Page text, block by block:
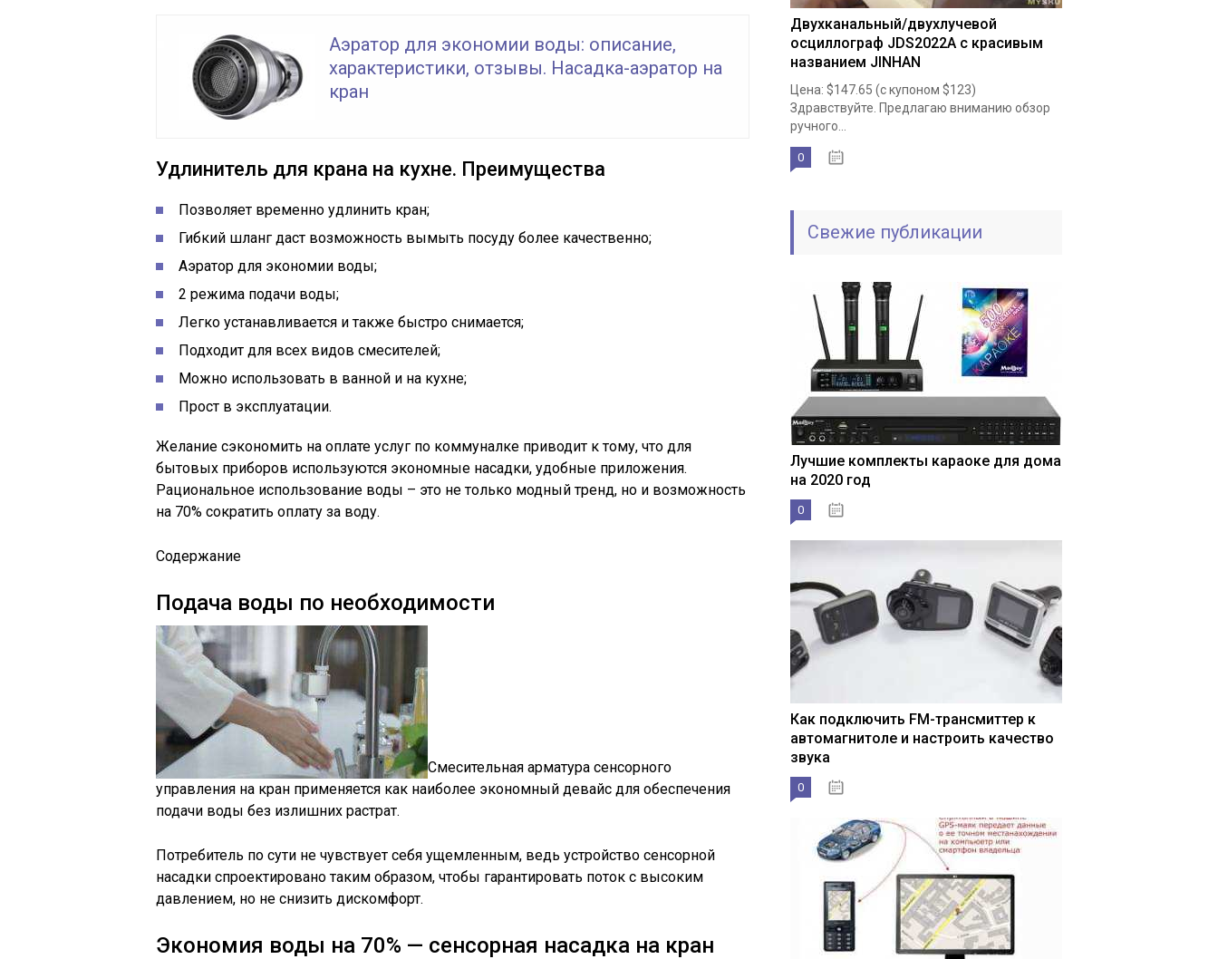
Аэратор для экономии воды: описание,
характеристики, отзывы. Насадка-аэратор на
кран
Удлинитель для крана на кухне. Преимущества
Позволяет временно удлинить кран;
Гибкий шланг даст возможность вымыть посуду более качественно;
Аэратор для экономии воды;
2 режима подачи воды;
Легко устанавливается и также быстро снимается;
Подходит для всех видов смесителей;
Можно использовать в ванной и на кухне;
Прост в эксплуатации.
Желание сэкономить на оплате услуг по коммуналке приводит к тому, что для
бытовых приборов используются экономные насадки, удобные приложения.
Рациональное использование воды – это не только модный тренд, но и возможность
на 70% сократить оплату за воду.
Содержание
Подача воды по необходимости
Смесительная арматура сенсорного
управления на кран применяется как наиболее экономный девайс для обеспечения
подачи воды без излишних растрат.
Потребитель по сути не чувствует себя ущемленным, ведь устройство сенсорной
насадки спроектировано таким образом, чтобы гарантировать поток с высоким
давлением, но не снизить дискомфорт.
Экономия воды на 70% — сенсорная насадка на кран
Двухканальный/двухлучевой
осциллограф JDS2022A с красивым
названием JINHAN
Цена: $147.65 (с купоном $123)
Здравствуйте. Предлагаю вниманию обзор
ручного...
0
Свежие публикации
Лучшие комплекты караоке для дома
на 2020 год
0
Как подключить FM-трансмиттер к
автомагнитоле и настроить качество
звука
0